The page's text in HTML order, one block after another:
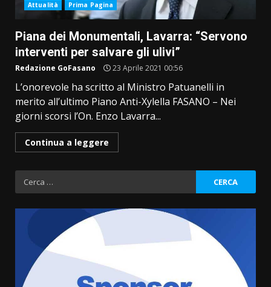
Attualità Prima Pagina
Piana dei Monumentali, Lavarra: “Servono
interventi per salvare gli ulivi”
Redazione GoFasano 23 Aprile 2021 00:56
L’onorevole ha scritto al Ministro Patuanelli in
merito all’ultimo Piano Anti-Xylella FASANO – Nei
giorni scorsi l’On. Enzo Lavarra...
Continua a leggere
Ricerca
per: